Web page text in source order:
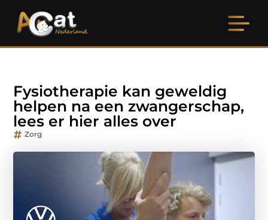
Fysiotherapie kan geweldig
helpen na een zwangerschap,
lees er hier alles over
Zorg